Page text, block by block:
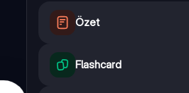
Özet
Flashcard